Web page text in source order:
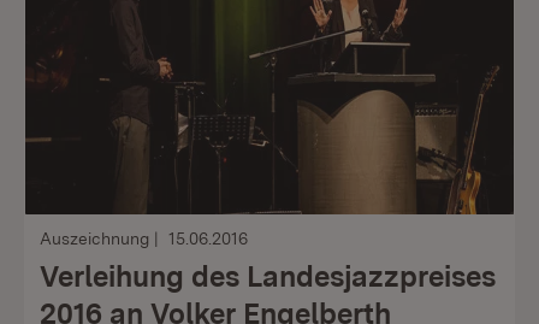
Auszeichnung 15.06.2016
Verleihung des Landesjazzpreises
2016 an Volker Engelberth